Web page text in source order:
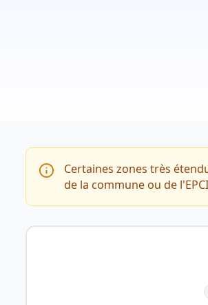
Certaines zones très
de la commune ou de